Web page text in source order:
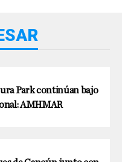
Park continúan bajo
AMHMAR